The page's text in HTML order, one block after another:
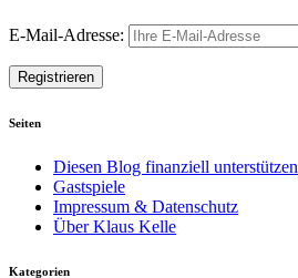
E-Mail-Adresse:
Seiten
Diesen Blog finanziell unterstützen
Gastspiele
Impressum & Datenschutz
Über Klaus Kelle
Kategorien